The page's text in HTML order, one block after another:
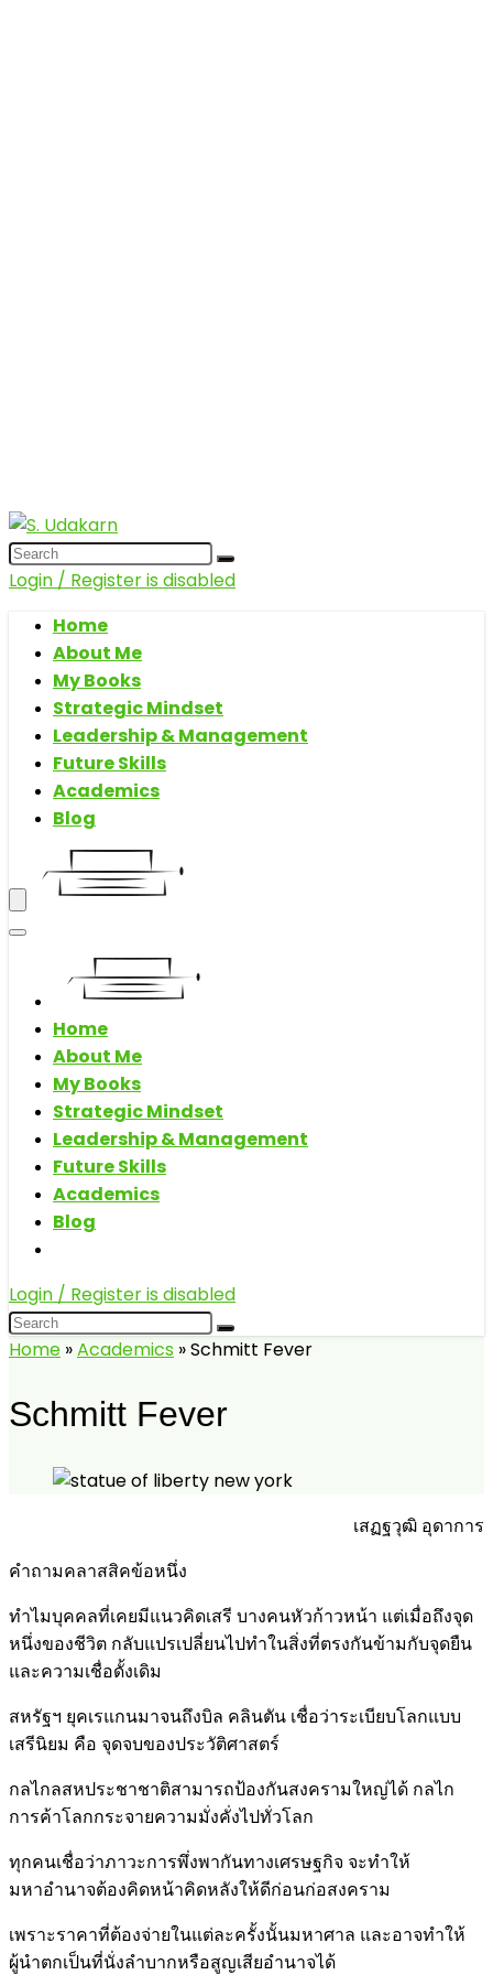
Login / Register is disabled
Home
About Me
My Books
Strategic Mindset
Leadership & Management
Future Skills
Academics
Blog
Home
About Me
My Books
Strategic Mindset
Leadership & Management
Future Skills
Academics
Blog
Login / Register is disabled
Home »Academics »Schmitt Fever
Schmitt Fever
เสฏฐวุฒิ อุดาการ
คำถามคลาสสิคข้อหนึ่ง
ทำไมบุคคลที่เคยมีแนวคิดเสรี บางคนหัวก้าวหน้า แต่เมื่อถึงจุด
หนึ่งของชีวิต กลับแปรเปลี่ยนไปทำในสิ่งที่ตรงกันข้ามกับจุดยืน
และความเชื่อดั้งเดิม
สหรัฐฯ ยุคเรแกนมาจนถึงบิล คลินตัน เชื่อว่าระเบียบโลกแบบ
เสรีนิยม คือ จุดจบของประวัติศาสตร์
กลไกลสหประชาชาติสามารถป้องกันสงครามใหญ่ได้ กลไก
การค้าโลกกระจายความมั่งคั่งไปทั่วโลก
ทุกคนเชื่อว่าภาวะการพึ่งพากันทางเศรษฐกิจ จะทำให้
มหาอำนาจต้องคิดหน้าคิดหลังให้ดีก่อนก่อสงคราม
เพราะราคาที่ต้องจ่ายในแต่ละครั้งนั้นมหาศาล และอาจทำให้
ผู้นำตกเป็นที่นั่งลำบากหรือสูญเสียอำนาจได้